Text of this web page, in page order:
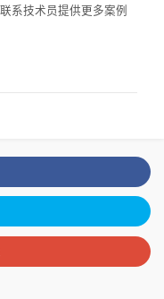
系技术员提供更多案例